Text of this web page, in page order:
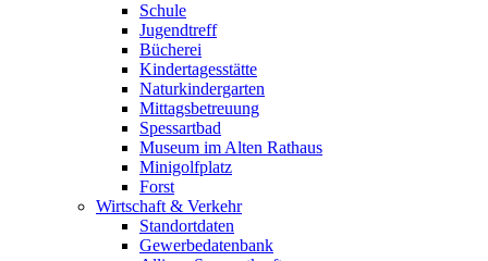
Schule
Jugendtreff
Bücherei
Kindertagesstätte
Naturkindergarten
Mittagsbetreuung
Spessartbad
Museum im Alten Rathaus
Minigolfplatz
Forst
Wirtschaft & Verkehr
Standortdaten
Gewerbedatenbank